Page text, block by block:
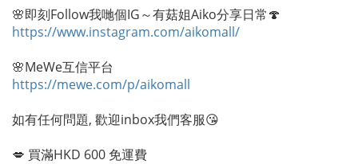
🌸即刻Follow我哋個IG～有菇姐Aiko分享日常🍄
https://www.instagram.com/aikomall/
🌸MeWe互信平台
https://mewe.com/p/aikomall
如有任何問題, 歡迎inbox我們客服😘
💋 買滿HKD 600 免運費